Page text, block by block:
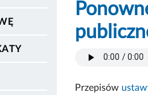
Przepisów